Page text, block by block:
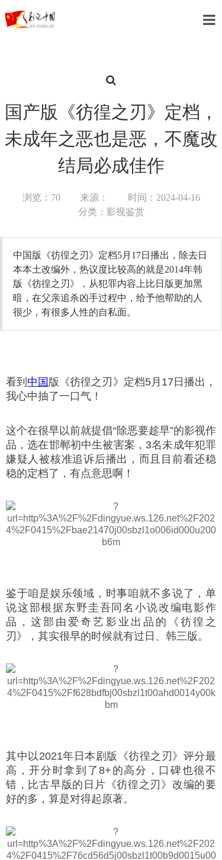
军事
科技
汽车
社会
娱乐
国产版《彷徨之刃》定档，
未成年之恶也是恶，不魔改
结局必成佳作
浏览：70 来源：
时间：2024-04-16
分类：影视鉴赏
中国版《彷徨之刃》定档5月17日播出，除去日
本本土改编外，热议度比较高的就是2014年韩
版《彷徨之刃》，从犯罪内容上比日版更加黑
暗，在父亲追杀凶手过程中，给予他帮助的人
很少，有很多人性的自私面。
看到 中国 版《彷徨之刃》定档5月17日播出，
我心中抽了一口气！
这个在很早以前就提倡“除恶要趁早”的影视作
品，选在邯郸初中生被害案，3名未成年犯罪
嫌疑人被核准追诉后播出，而且目前看还稳
稳的定档了，有点意思啊！
鉴于咱是娱乐领域，时事咱就不多说了，单
说这部根据东野圭吾同名小说改编电影作
品，这部由爱奇艺影业出品的《彷徨之
刃》，其实很早的时候就有过日、韩三版。
其中以2021年日本剧版《彷徨之刃》评分最
高，开分时拿到了8+的高分，口碑也很不
错，比古早版的日片《彷徨之刃》改编的要
好的多，算是对得起原著。